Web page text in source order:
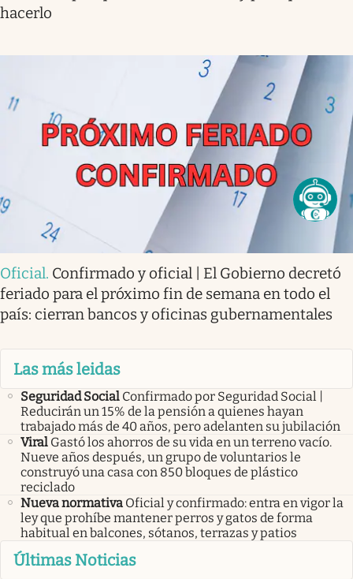
hacerlo
Oficial. Confirmado y oficial | El Gobierno decretó
feriado para el próximo fin de semana en todo el
país: cierran bancos y oficinas gubernamentales
Las más leidas
Seguridad Social Confirmado por Seguridad Social |
Reducirán un 15% de la pensión a quienes hayan
trabajado más de 40 años, pero adelanten su jubilación
Viral Gastó los ahorros de su vida en un terreno vacío.
Nueve años después, un grupo de voluntarios le
construyó una casa con 850 bloques de plástico
reciclado
Nueva normativa Oficial y confirmado: entra en vigor la
ley que prohíbe mantener perros y gatos de forma
habitual en balcones, sótanos, terrazas y patios
Últimas Noticias